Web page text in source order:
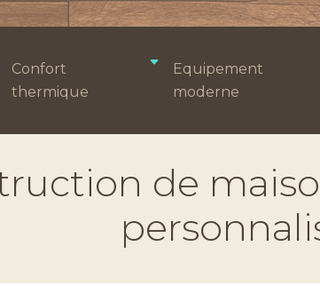
Confort
thermique
Equipement
moderne
de